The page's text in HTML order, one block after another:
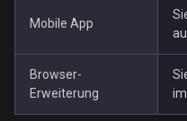
Mobile App
Browser-
Erweiterung